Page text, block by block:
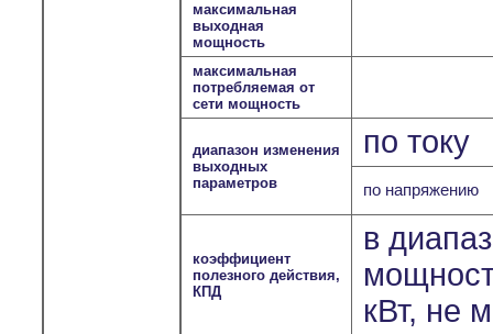
максимальная
выходная
мощность
максимальная
потребляемая от
сети мощность
диапазон изменения
выходных
параметров
по току
по напряжению
коэффициент
полезного действия,
КПД
в
кВт, не